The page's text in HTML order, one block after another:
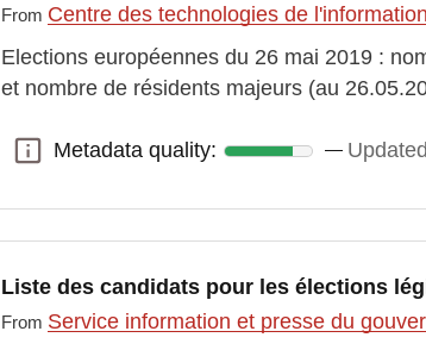
From Centre des technologies de
Elections européennes du 26 mai 2019 :
et nombre de résidents majeurs (au
Metadata quality:
Metadata quality:
Liste des candidats pour les élections
From Service information et presse du